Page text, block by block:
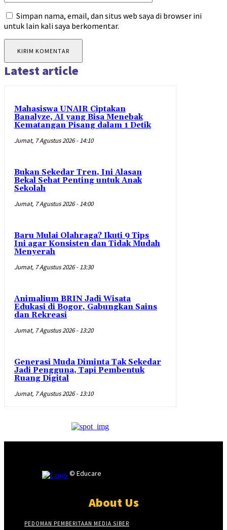
Simpan nama, email, dan situs web saya di browser ini
untuk lain kali saya berkomentar.
Latest article
Mahasiswa UNAIR Ciptakan
Banalyze, AI yang Bisa Menebak
Kematangan Pisang dalam 1 Detik
Jumat, 7 Agustus 2026 - 14:10
Bukan Sekedar Tren, Ini Alasan
Bekal Sehat Penting untuk Anak
Sekolah
Jumat, 7 Agustus 2026 - 14:00
Baru Mulai Olahraga? Ikuti 9 Tips
Ini agar Konsisten dan Tidak Mudah
Menyerah
Jumat, 7 Agustus 2026 - 13:30
Animalium BRIN Jadi Wisata
Edukasi di Bogor, Gabungkan Sains
dan Rekreasi
Jumat, 7 Agustus 2026 - 13:20
Generasi Muda Diminta Tak Sekedar
Jadi Pengguna, Tapi Pembentuk
Ruang Digital
Jumat, 7 Agustus 2026 - 13:10
© Educare
About Us
PEDOMAN PEMBERITAAN MEDIA SIBER